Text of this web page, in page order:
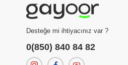
Desteğe mi ihtiyacınız var ?
0(850) 840 84 82